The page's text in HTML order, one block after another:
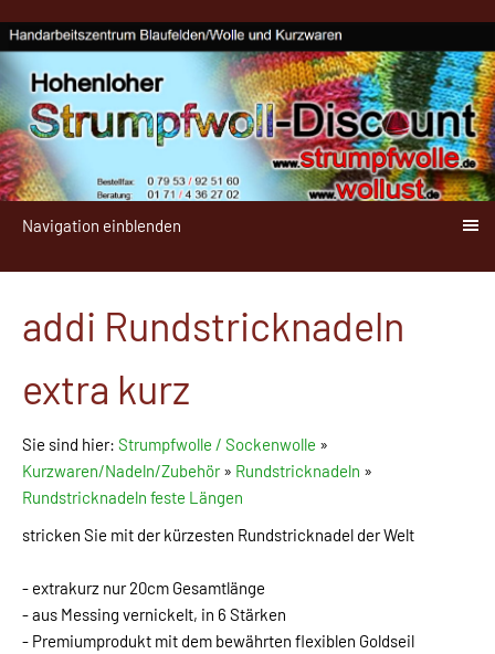
Navigation einblenden
addi Rundstricknadeln
extra kurz
Sie sind hier: Strumpfwolle / Sockenwolle »
Kurzwaren/Nadeln/Zubehör» Rundstricknadeln »
Rundstricknadeln feste Längen
stricken Sie mit der kürzesten Rundstricknadel der Welt
- extrakurz nur 20cm Gesamtlänge
- aus Messing vernickelt, in 6 Stärken
- Premiumprodukt mit dem bewährten flexiblen Goldseil